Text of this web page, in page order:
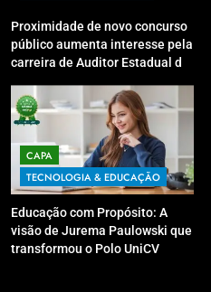
Proximidade de novo concurso
público aumenta interesse pela
carreira de Auditor Estadual de
Youtube irá sanar dúvidas
CAPA
TECNOLOGIA & EDUCAÇÃO
Educação com Propósito: A
visão de Jurema Paulowski que
transformou o Polo UniCV